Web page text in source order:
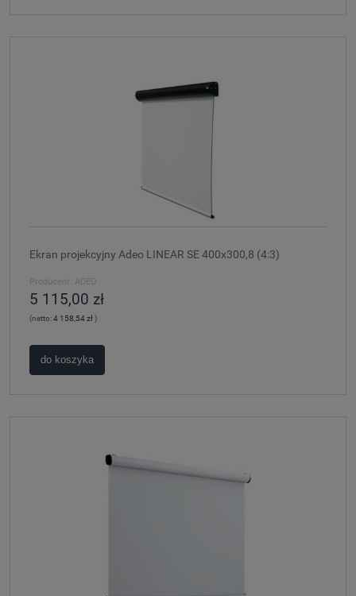
Ekran projekcyjny Adeo LINEAR SE 400x300,8 (4:3)
Producent: ADEO
5 115,00 zł
(netto:4 158,54 zł)
do koszyka